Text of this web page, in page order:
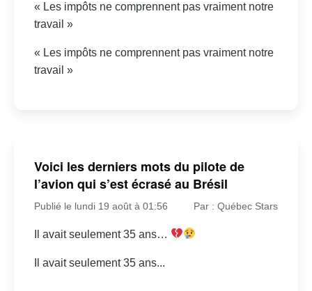
« Les impôts ne comprennent pas vraiment notre
travail »
« Les impôts ne comprennent pas vraiment notre
travail »
Voici les derniers mots du pilote de
l’avion qui s’est écrasé au Brésil
Publié le lundi 19 août à 01:56 Par : Québec Stars
Il avait seulement 35 ans…
Il avait seulement 35 ans...